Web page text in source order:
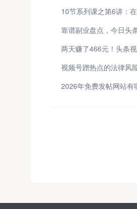
视频号蹭热点的法律风